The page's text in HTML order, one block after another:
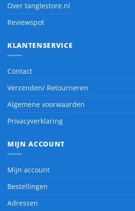
Over tanglestore.nl
Reviewspot
KLANTENSERVICE
Contact
Verzenden/ Retourneren
Algemene voorwaarden
Privacyverklaring
MIJN ACCOUNT
Mijn account
Bestellingen
Adressen